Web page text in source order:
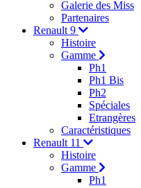
Galerie des Miss
Partenaires
Renault 9
Histoire
Gamme
Ph1
Ph1 Bis
Ph2
Spéciales
Etrangères
Caractéristiques
Renault 11
Histoire
Gamme
Ph1